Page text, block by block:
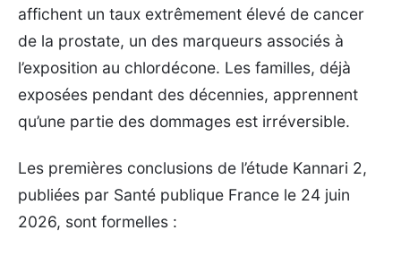
affichent un taux extrêmement élevé de cancer
de la prostate, un des marqueurs associés à
l’exposition au chlordécone. Les familles, déjà
exposées pendant des décennies, apprennent
qu’une partie des dommages est irréversible.
Les premières conclusions de l’étude Kannari 2,
publiées par Santé publique France le 24 juin
2026, sont formelles :